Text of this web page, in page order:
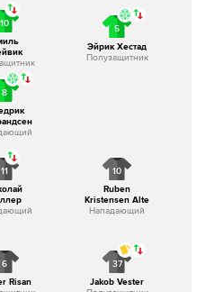
10
5
Эйрик Хестад
Полузащитник
8
6
Risan
37
Jakob Vester
11
10
Ruben
Kristensen Alte
Нападающий